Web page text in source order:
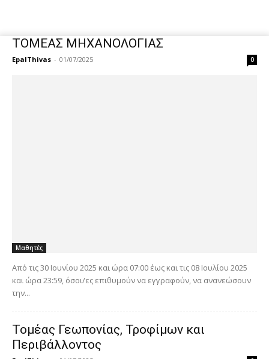
ΤΟΜΕΑΣ ΜΗΧΑΝΟΛΟΓΙΑΣ
EpalThivas - 01/07/2025 0
Μαθητές
Από τις 30 Ιουνίου 2025 και ώρα 07:00 έως και τις 08 Ιουλίου 2025
και ώρα 23:59, όσοι/ες επιθυμούν να εγγραφούν, να ανανεώσουν
την...
Τομέας Γεωπονίας, Τροφίμων και
Περιβάλλοντος